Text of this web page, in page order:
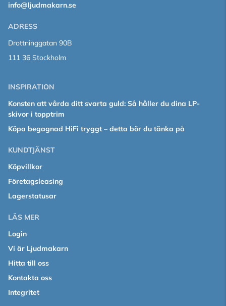
info@ljudmakarn.se
ADRESS
Drottninggatan 90B
111 36 Stockholm
INSPIRATION
Konsten att vårda ditt svarta guld: Så håller du dina LP-
skivor i topptrim
Köpa begagnad HiFi tryggt – detta bör du tänka på
KUNDTJÄNST
Köpvillkor
Företagsleasing
Lagerstatusar
LÄS MER
Login
Vi är Ljudmakarn
Hitta till oss
Kontakta oss
Integritet